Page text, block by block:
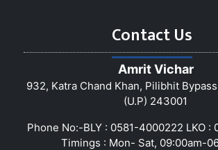
Contact Us
Amrit Vichar
932, Katra Chand Khan, Pilibhit
(U.P) 243001
Phone No:-BLY : 0581-4000222 LKO :
Timings : Mon- Sat, 09:00am-